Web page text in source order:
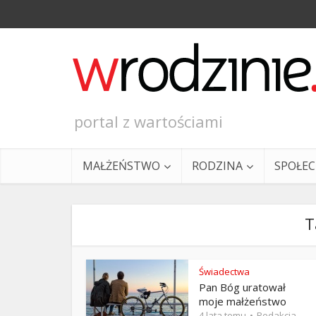
portal z wartościami
MAŁŻEŃSTWO RODZINA
Świadectwa
Pan Bóg uratował
moje małżeństwo